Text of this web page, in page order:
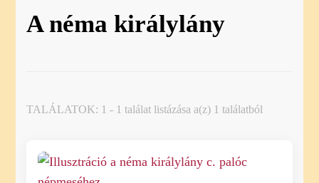
A néma királylány
TALÁLATOK: 1 - 1 találat listázása a(z) 1 találatból